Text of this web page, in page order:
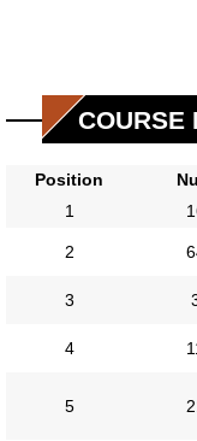
COURSE
Position
1
2
3
4
5